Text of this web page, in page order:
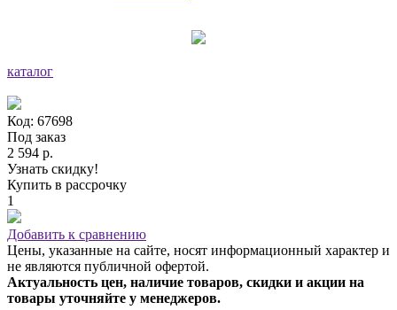
каталог
Код: 67698
Под заказ
2 594 р.
Узнать скидку!
Купить в рассрочку
1
Добавить к сравнению
Цены, указанные на сайте, носят информационный характер и
не являются публичной офертой.
Актуальность цен, наличие товаров, скидки и акции на
товары уточняйте у менеджеров.